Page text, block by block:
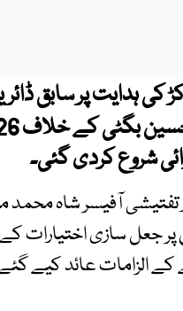
ہدایت پر سابق
شروع کردی گئی۔
تفتیشی آفیسر شاہ
جعل سازی اختیارات کے
کے الزامات عائد کیے